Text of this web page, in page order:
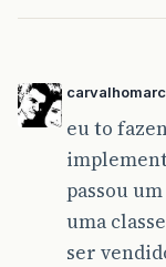
eu to
passou
uma
ser